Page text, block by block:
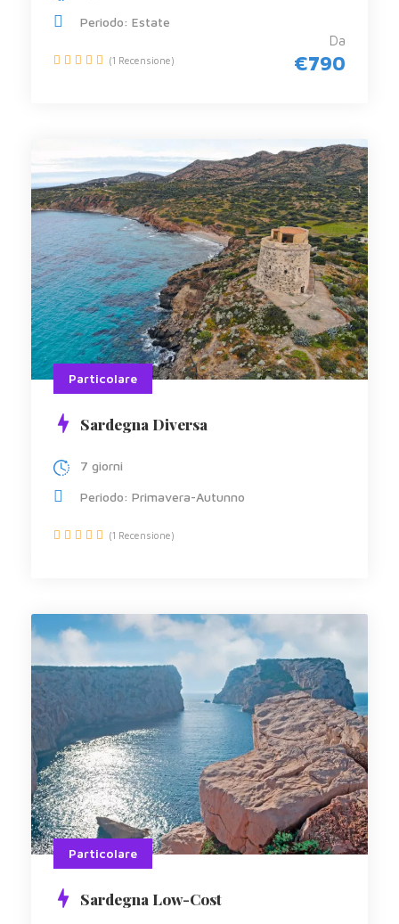
Da
€790
Periodo: Estate
(1 Recensione)
Particolare
Sardegna Diversa
7 giorni
Periodo: Primavera-Autunno
(1 Recensione)
Particolare
Sardegna Low-Cost